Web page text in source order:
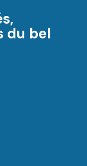
du bel